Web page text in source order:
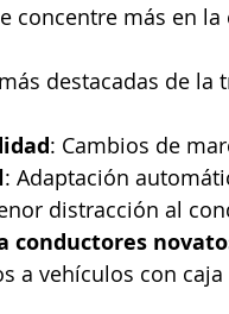
concentre más en
destacadas de
: Cambios de
: Adaptación
distracción al
conductores
a vehículos con